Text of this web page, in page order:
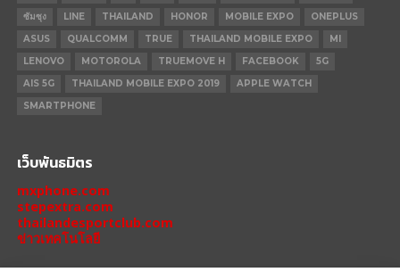
ซัมซุง
LINE THAILAND HONOR MOBILE EXPO
ONEPLUS
ASUS
QUALCOMM TRUE THAILAND MOBILE EXPO
MI
LENOVO
MOTOROLA TRUEMOVE H FACEBOOK
5G
AIS 5G
THAILAND MOBILE EXPO 2019
APPLE WATCH
SMARTPHONE
เว็บพันธมิตร
mxphone.com
stepextra.com
thailandesportclub.com
ข่าวเทคโนโลยี